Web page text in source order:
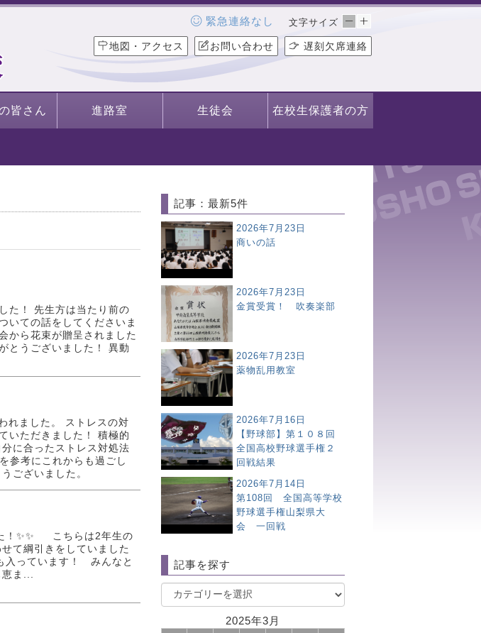
文字サイズ
地図・アクセス お問い合わせ 遅刻欠席連絡
緊急連絡なし
皆さん 進路室 生徒会 在校生保護者の方
た！ 先生方は当たり前の
いての話をしてくださいま
ら花束が贈呈されました
とうございました！ 異動
れました。 ストレスの対
いただきました！ 積極的
に合ったストレス対処法
参考にこれからも過ごし
ございました。
！✨✨ こちらは2年生の
て綱引きをしていました
入っています！ みんなと
ま...
記事：最新5件
2026年7月23日
商いの話
2026年7月23日
金賞受賞！ 吹奏楽部
2026年7月23日
薬物乱用教室
2026年7月16日
【野球部】第１０８回
全国高校野球選手権２
回戦結果
2026年7月14日
第108回 全国高等学校
野球選手権山梨県大
会 一回戦
記事を探す
2025年3月